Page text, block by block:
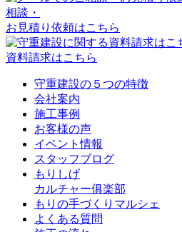
相談・
お見積り依頼はこちら
資料請求はこちら
守重建設の５つの特徴
会社案内
施工事例
お客様の声
イベント情報
スタッフブログ
もりしげ
カルチャー俱楽部
もりの手づくりマルシェ
よくある質問